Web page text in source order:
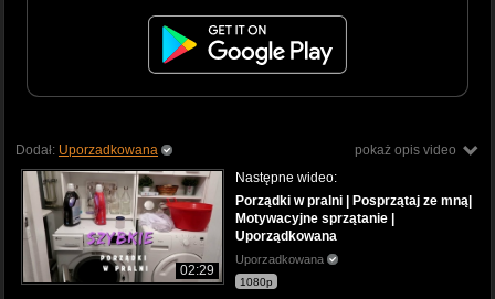
pokaż opis video
Dodał: Uporzadkowana
02:29
Następne wideo:
Porządki w pralni | Posprzątaj ze mną|
Motywacyjne sprzątanie |
Uporządkowana
Uporzadkowana
1080p